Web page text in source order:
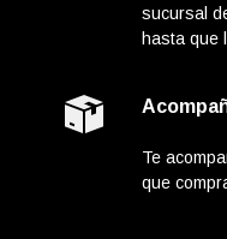
sucursal
hasta que
Te
que